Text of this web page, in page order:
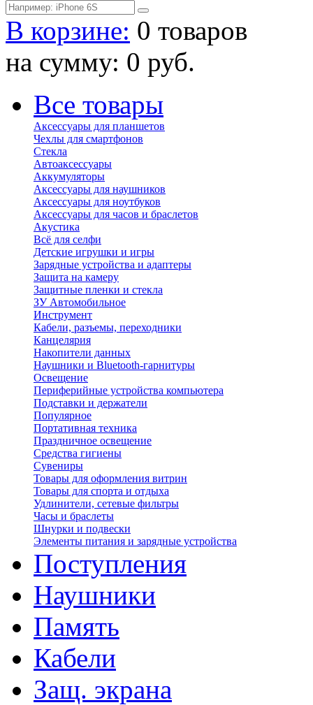
В корзине: 0 товаров
на сумму: 0 руб.
Все товары
Аксессуары для планшетов
Чехлы для смартфонов
Стекла
Автоаксессуары
Аккумуляторы
Аксессуары для наушников
Аксессуары для ноутбуков
Аксессуары для часов и браслетов
Акустика
Всё для селфи
Детские игрушки и игры
Зарядные устройства и адаптеры
Защита на камеру
Защитные пленки и стекла
ЗУ Автомобильное
Инструмент
Кабели, разъемы, переходники
Канцелярия
Накопители данных
Наушники и Bluetooth-гарнитуры
Освещение
Периферийные устройства компьютера
Подставки и держатели
Популярное
Портативная техника
Праздничное освещение
Средства гигиены
Сувениры
Товары для оформления витрин
Товары для спорта и отдыха
Удлинители, сетевые фильтры
Часы и браслеты
Шнурки и подвески
Элементы питания и зарядные устройства
Поступления
Наушники
Память
Кабели
Защ. экрана